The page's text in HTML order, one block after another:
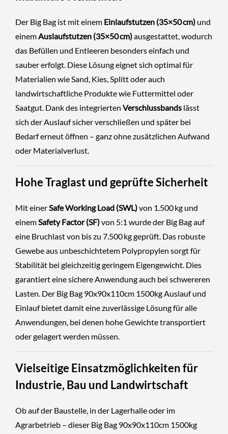
Der Big Bag ist mit einem Einlaufstutzen (35×50 cm) und
einemAuslaufstutzen (35×50 cm)ausgestattet, wodurch
das Befüllen und Entleeren besonders einfach und
sauber erfolgt. Diese Lösung eignet sich optimal für
Materialien wie Sand, Kies, Splitt oder auch
landwirtschaftliche Produkte wie Futtermittel oder
Saatgut. Dank des integrierten Verschlussbands lässt
sich der Auslauf sicher verschließen und später bei
Bedarf erneut öffnen – ganz ohne zusätzlichen Aufwand
oder Materialverlust.
Hohe Traglast und geprüfte Sicherheit
Mit einerSafe Working Load (SWL)von 1.500 kg und
einemSafety Factor (SF)von 5:1 wurde der Big Bag auf
eine Bruchlast von bis zu 7.500 kg geprüft. Das robuste
Gewebe aus unbeschichtetem Polypropylen sorgt für
Stabilität bei gleichzeitig geringem Eigengewicht. Dies
garantiert eine sichere Anwendung auch bei schwereren
Lasten. Der Big Bag 90x90x110cm 1500kg Auslauf und
Einlauf bietet damit eine zuverlässige Lösung für alle
Anwendungen, bei denen hohe Gewichte transportiert
oder gelagert werden müssen.
Vielseitige Einsatzmöglichkeiten für
Industrie, Bau und Landwirtschaft
Ob auf der Baustelle, in der Lagerhalle oder im
Agrarbetrieb – dieser Big Bag 90x90x110cm 1500kg